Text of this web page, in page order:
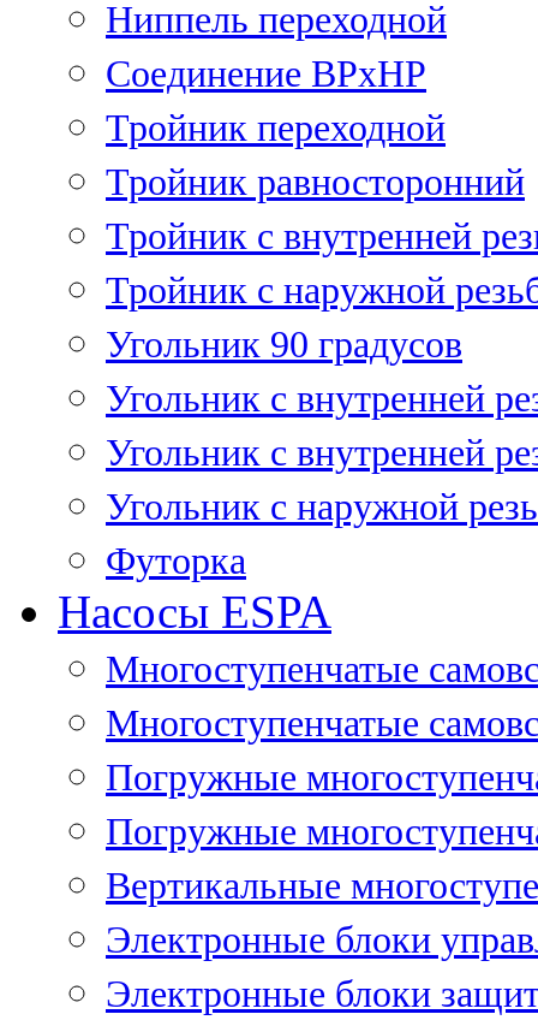
Ниппель переходной
Соединение ВРхНР
Тройник переходной
Тройник равносторонний
Тройник с внутренней
Тройник с наружной
Угольник 90 градусов
Угольник c внутренней
Угольник с внутренней
Угольник с наружной
Футорка
Насосы ESPA
Многоступенчатые
Многоступенчатые
Погружные
Погружные
Вертикальные
Электронные блоки
Электронные блоки